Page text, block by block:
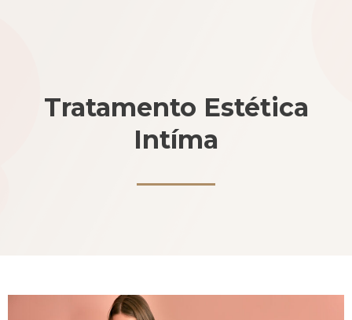
Tratamento Estética
Intíma